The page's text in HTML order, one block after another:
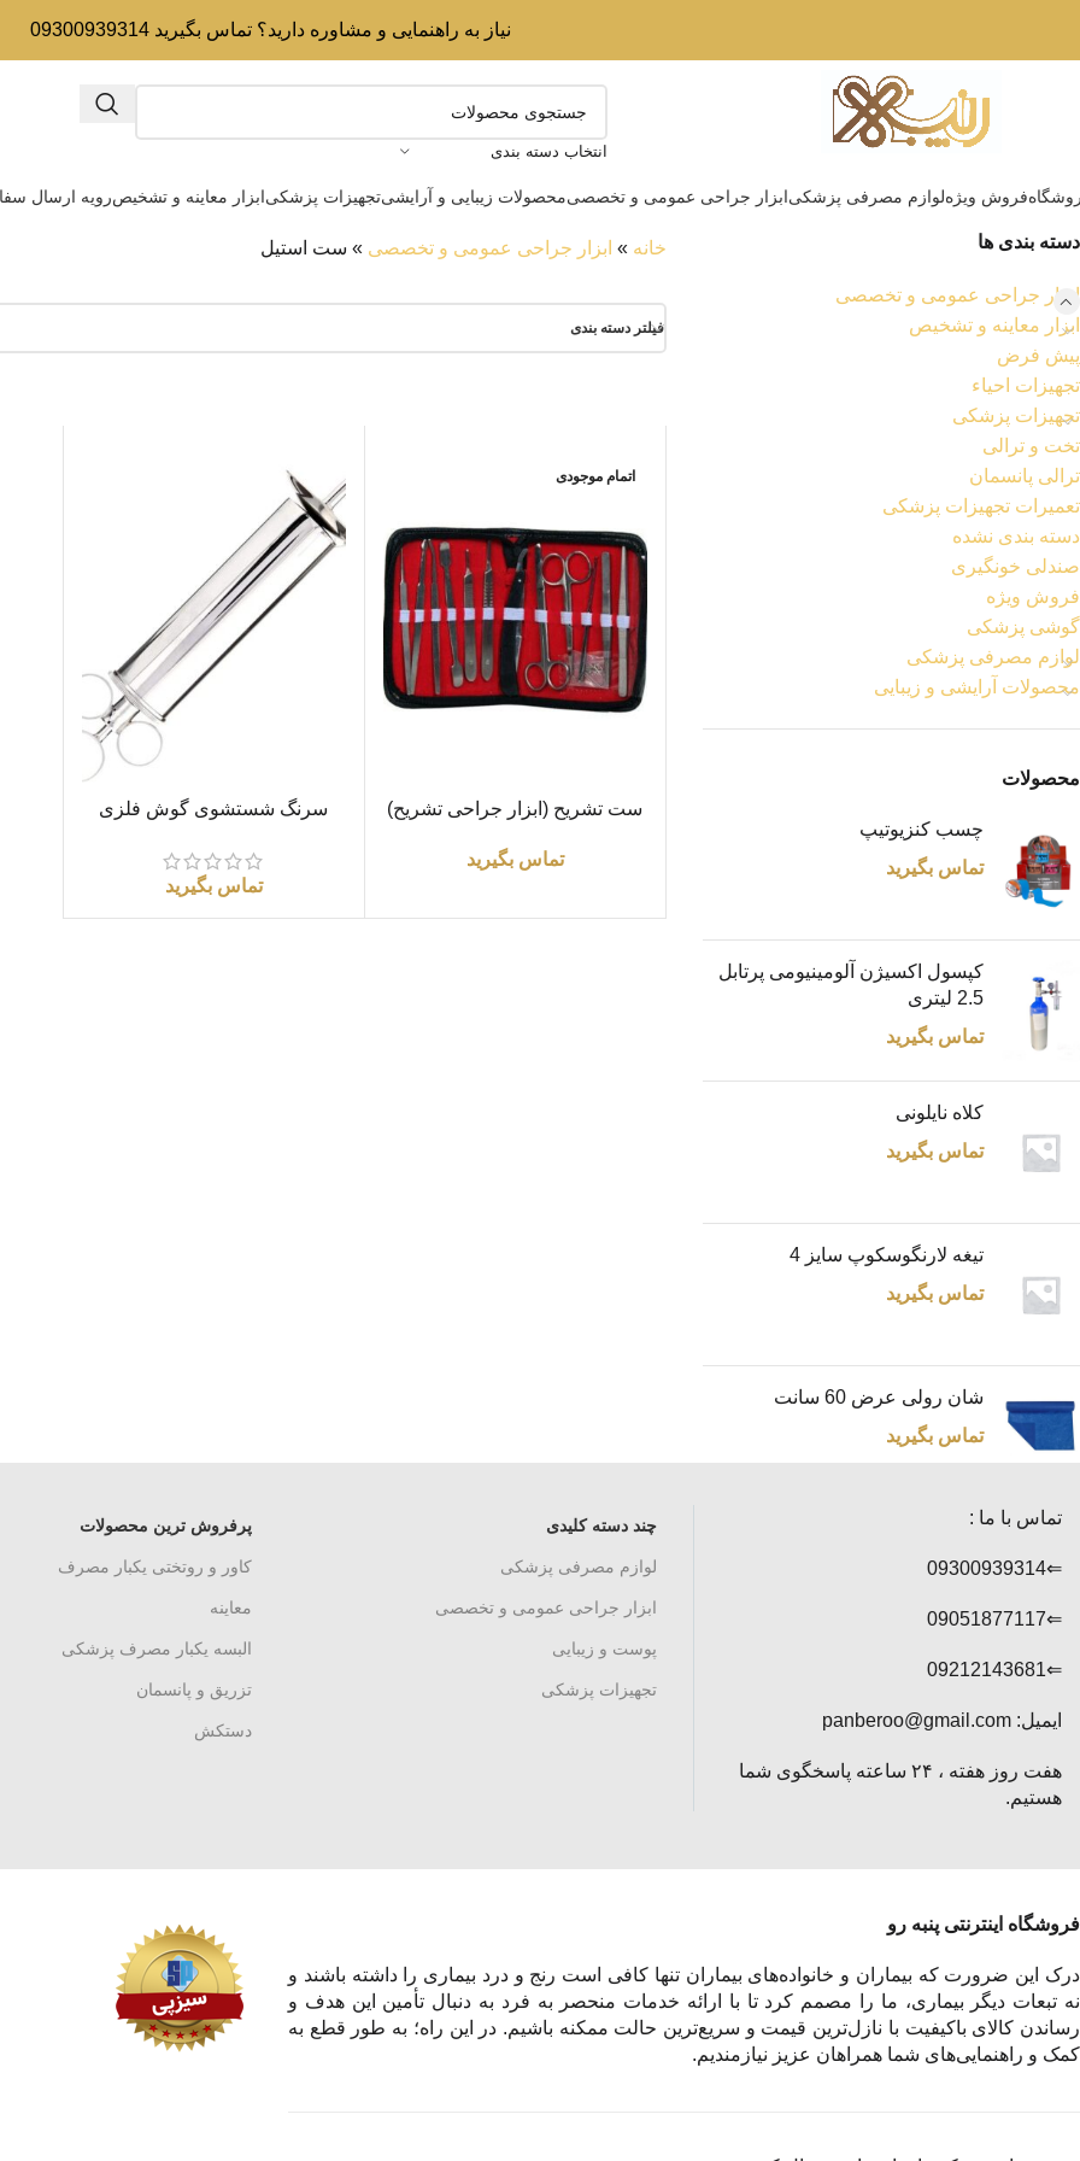
نیاز به راهنمایی و مشاوره دارید؟ تماس بگیرید 09300939314
انتخاب دسته بندی
فروش ویژهلوازم مصرفی پزشکیابزار جراحی عمومی و تخصصیمحصولات زیبایی و آرایشیتجهیزات پزشکیابزار معاینه و تشخیصرویه ارسال
دسته بندی ها
ابزار جراحی عمومی و تخصصی
ابزار معاینه و تشخیص
پیش فرض
تجهیزات احیاء
تجهیزات پزشکی
تخت و ترالی
ترالی پانسمان
تعمیرات تجهیزات پزشکی
دسته بندی نشده
صندلی خونگیری
فروش ویژه
گوشی پزشکی
لوازم مصرفی پزشکی
محصولات آرایشی و زیبایی
محصولات
چسب کنزیوتیپ
تماس بگیرید
کپسول اکسیژن آلومینیومی پرتابل
2.5 لیتری
تماس بگیرید
کلاه نایلونی
تماس بگیرید
تیغه لارنگوسکوپ سایز 4
تماس بگیرید
شان رولی عرض 60 سانت
تماس بگیرید
خانه » ابزار جراحی عمومی و تخصصی » ست استیل
فیلتر دسته بندی
اتمام موجودی
اطلاعات بیشتر
ست تشریح (ابزار جراحی تشریح)
تماس بگیرید
اطلاعات بیشتر
سرنگ شستشوی گوش فلزی
تماس بگیرید
پرفروش ترین محصولات
کاور و روتختی یکبار مصرف
معاینه
البسه یکبار مصرف پزشکی
تزریق و پانسمان
دستکش
چند دسته کلیدی
لوازم مصرفی پزشکی
ابزار جراحی عمومی و تخصصی
پوست و زیبایی
تجهیزات پزشکی
تماس با ما :
⇐09300939314
⇐09051877117
⇐09212143681
ایمیل: panberoo@gmail.com
هفت روز هفته ، ۲۴ ساعته پاسخگوی شما
هستیم.
فروشگاه اینترنتی پنبه رو
درک این ضرورت که بیماران و خانواده‌های بیماران تنها کافی است رنج و درد بیماری را داشته باشند و
نه تبعات دیگر بیماری، ما را مصمم کرد تا با ارائه خدمات منحصر به فرد به دنبال تأمین این هدف و
رساندن کالای باکیفیت با نازل‌ترین قیمت و سریع‌ترین حالت ممکنه باشیم. در این راه؛ به طور قطع به
کمک و راهنمایی‌های شما همراهان عزیز نیازمندیم.